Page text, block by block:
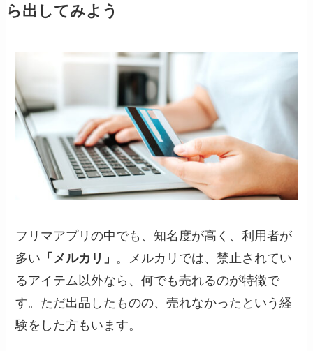
ら出してみよう
フリマアプリの中でも、知名度が高く、利用者が
多い 「メルカリ」 。メルカリでは、禁止されてい
るアイテム以外なら、何でも売れるのが特徴で
す。ただ出品したものの、売れなかったという経
験をした方もいます。